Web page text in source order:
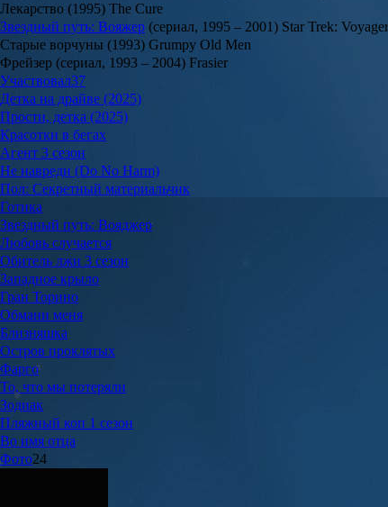
Лекарство (1995) The Cure
Звездный путь: Вояжер (сериал, 1995 – 2001) Star Trek: Voyager
Старые ворчуны (1993) Grumpy Old Men
Фрейзер (сериал, 1993 – 2004) Frasier
Участвовал37
Детка на драйве (2025)
Прости, детка (2025)
Красотки в бегах
Агент 3 сезон
Не навреди (Do No Harm)
Пол: Секретный материальчик
Готика
Звездный путь: Вояджер
Любовь случается
Обитель лжи 3 сезон
Западное крыло
Гран Торино
Обмани меня
Близняшка
Остров проклятых
Фарго
То, что мы потеряли
Зодиак
Пляжный коп 1 сезон
Во имя отца
Фото24